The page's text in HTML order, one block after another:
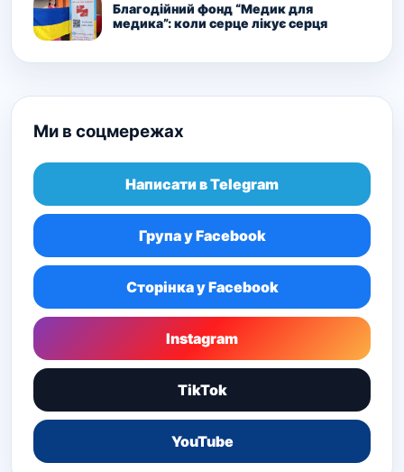
Благодійний фонд “Медик для
медика”: коли серце лікує серця
Ми в соцмережах
Написати в Telegram
Група у Facebook
Сторінка у Facebook
Instagram
TikTok
YouTube